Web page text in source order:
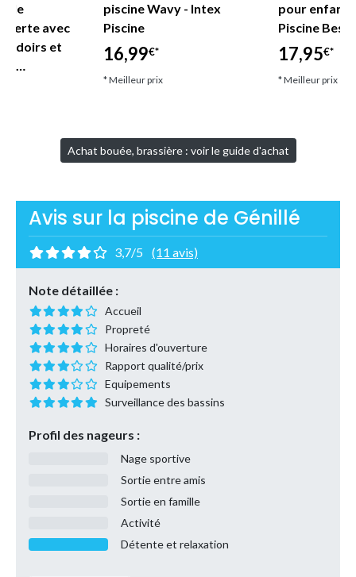
avec
et
piscine Wavy - Intex
Piscine
16,99€*
* Meilleur prix
pour
Piscine
17,95€*
* Meilleur prix
Achat bouée, brassière : voir le guide d'achat
Avis sur la piscine de Génillé
3,7/5 (11 avis)
Note détaillée :
Accueil
Propreté
Horaires d'ouverture
Rapport qualité/prix
Equipements
Surveillance des bassins
Profil des nageurs :
Nage sportive
Sortie entre amis
Sortie en famille
Activité
Détente et relaxation